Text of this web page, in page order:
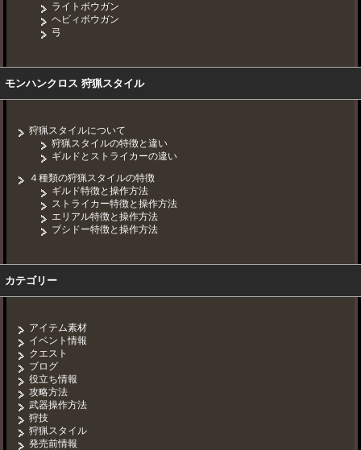
ライトボウガン
ヘビィボウガン
弓
モンハンクロス 狩猟スタイル
狩猟スタイルについて
狩猟スタイルの特徴と違い
ギルドとストライカーの違い
４種類の狩猟スタイルの特徴
ギルド特徴と操作方法
ストライカー特徴と操作方法
エリアル特徴と操作方法
ブシドー特徴と操作方法
カテゴリー
アイテム素材
イベント情報
クエスト
ブログ
役立ち情報
攻略方法
武器操作方法
狩技
狩猟スタイル
発売前情報